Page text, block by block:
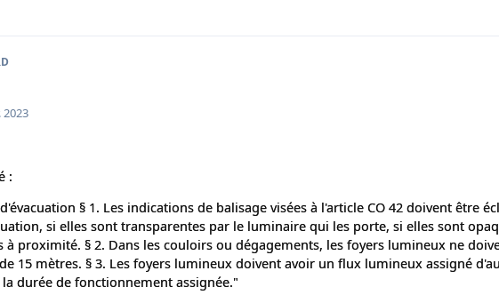
2023
:
§ 1. Les indications de balisage visées à l'article CO 42 doivent être
si elles sont transparentes par le luminaire qui les porte, si elles sont
à proximité. § 2. Dans les couloirs ou dégagements, les foyers lumineux ne
15 mètres. § 3. Les foyers lumineux doivent avoir un flux lumineux assigné
durée de fonctionnement assignée."